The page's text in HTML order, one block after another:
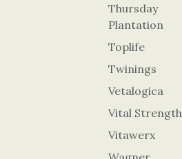
Thursday
Plantation
Toplife
Twinings
Vetalogica
Vital Strength
Vitawerx